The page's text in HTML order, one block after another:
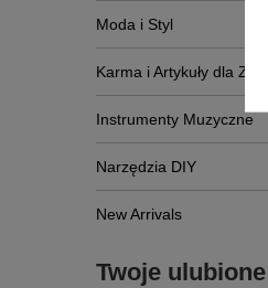
Moda i Styl
Karma i Artykuły dla
Instrumenty Muzyczne
Narzędzia DIY
New Arrivals
Twoje ulubione